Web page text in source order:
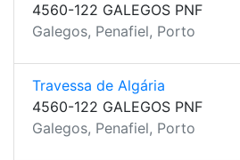
4560-122 GALEGOS PNF
Galegos, Penafiel, Porto
Travessa de Algária
4560-122 GALEGOS PNF
Galegos, Penafiel, Porto